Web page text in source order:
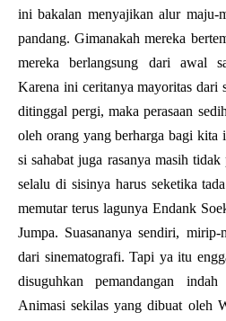
ini bakalan menyajikan alur maju-
pandang. Gimanakah mereka
mereka berlangsung dari awal
Karena ini ceritanya mayoritas dari
ditinggal pergi, maka perasaan
oleh orang yang berharga bagi kita
si sahabat juga rasanya masih
selalu di sisinya harus seketika
memutar terus lagunya Endank
Jumpa. Suasananya sendiri,
dari sinematografi. Tapi ya itu
disuguhkan pemandangan
Animasi sekilas yang dibuat oleh